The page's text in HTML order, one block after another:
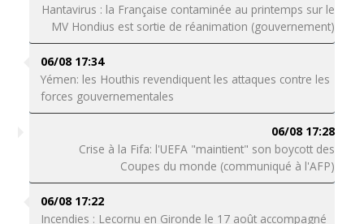
Hantavirus : la Française contaminée au printemps sur le
MV Hondius est sortie de réanimation (gouvernement)
06/08 17:34
Yémen: les Houthis revendiquent les attaques contre les
forces gouvernementales
06/08 17:28
Crise à la Fifa: l'UEFA "maintient" son boycott des
Coupes du monde (communiqué à l'AFP)
06/08 17:22
Incendies : Lecornu en Gironde le 17 août accompagné